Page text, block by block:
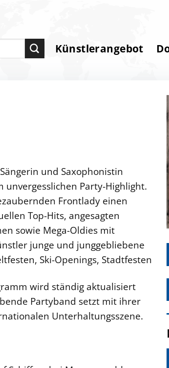
Künstlerangebot
und Saxophonistin
Party-Highlight.
Frontlady einen
Top-Hits, angesagten
sowie Mega-Oldies mit
junge und junggebliebene
Ski-Openings, Stadtfesten
wird ständig aktualisiert
Partyband setzt mit ihrer
Unterhaltungsszene.